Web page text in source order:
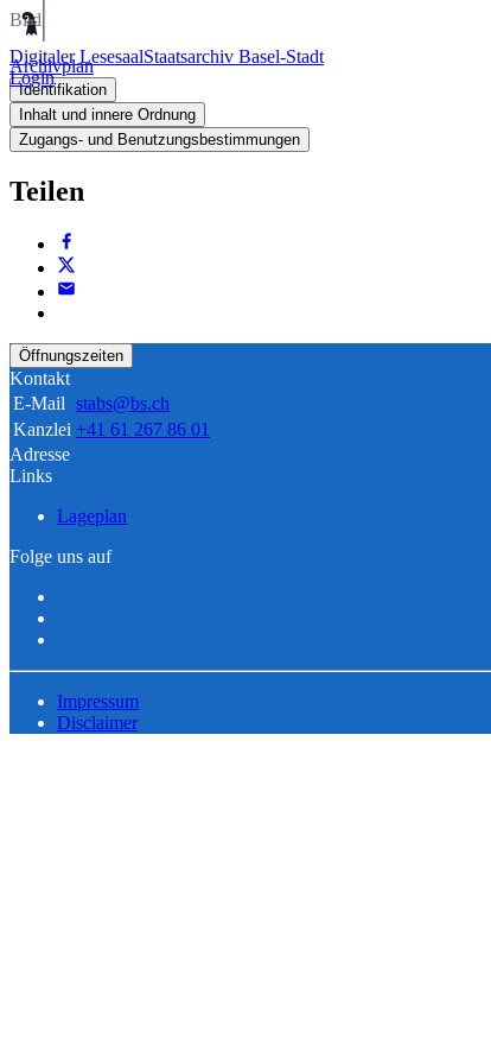
Digitaler LesesaalStaatsarchiv Basel-Stadt
Login
Bild
Archivplan
Identifikation
Inhalt und innere Ordnung
Zugangs- und Benutzungsbestimmungen
Teilen
Öffnungszeiten
Kontakt
E-Mail stabs@bs.ch
Kanzlei +41 61 267 86 01
Adresse
Links
Lageplan
Folge uns auf
Impressum
Disclaimer